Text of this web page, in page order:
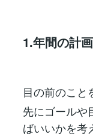
1.年間の計
目の前のこと
先にゴールや
ばいいかを考